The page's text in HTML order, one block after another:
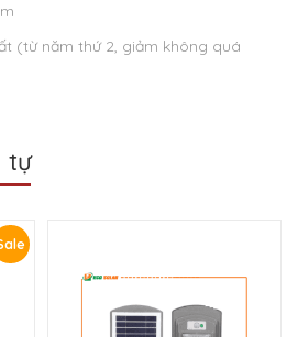
(từ năm thứ 2, giảm không quá
tự